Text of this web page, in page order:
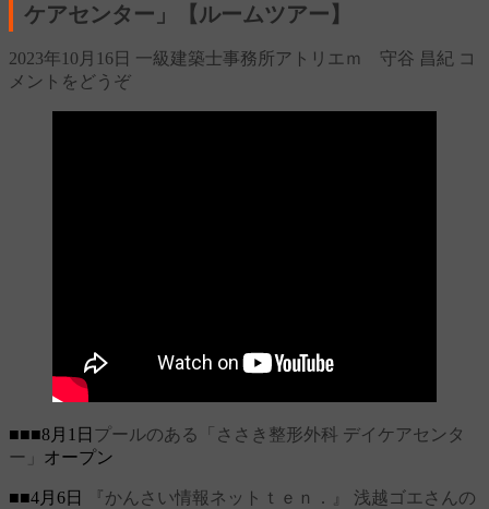
ケアセンター」【ルームツアー】
2023年10月16日 一級建築士事務所アトリエｍ 守谷 昌紀 コ
メントをどうぞ
■■■8月1日 プールのある「ささき整形外科 デイケアセンタ
ー」 オープン
■■4月6日 『かんさい情報ネットｔｅｎ．』
浅越ゴエさんの